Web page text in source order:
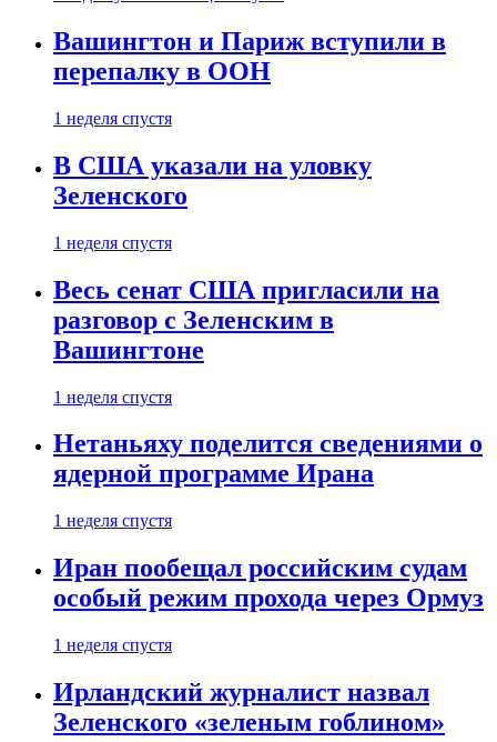
Вашингтон и Париж вступили в
перепалку в ООН
1 неделя спустя
В США указали на уловку
Зеленского
1 неделя спустя
Весь сенат США пригласили на
разговор с Зеленским в
Вашингтоне
1 неделя спустя
Нетаньяху поделится сведениями о
ядерной программе Ирана
1 неделя спустя
Иран пообещал российским судам
особый режим прохода через Ормуз
1 неделя спустя
Ирландский журналист назвал
Зеленского «зеленым гоблином»